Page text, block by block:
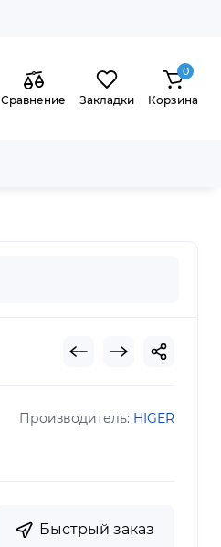
Сравнение Закладки
0
Корзина
Производитель: HIGER
Быстрый заказ